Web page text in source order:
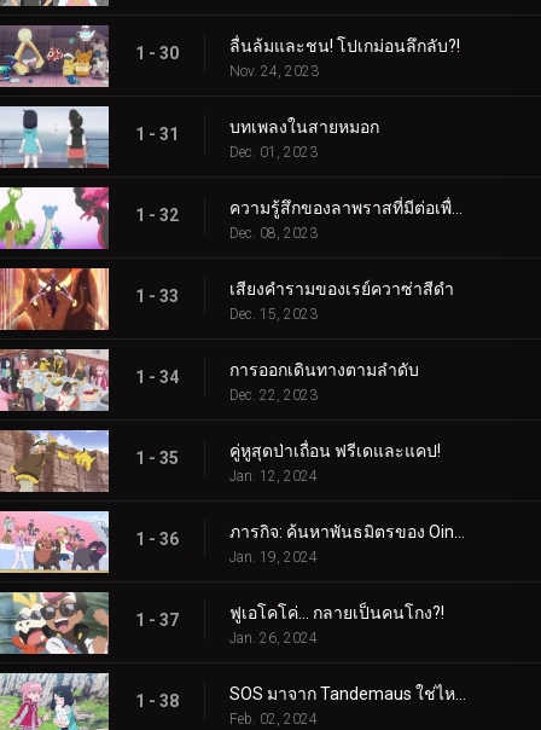
1 - 30 ลื่นล้มและชน! โปเกม่อนลึกลับ?!
Nov. 24, 2023
1 - 31 บทเพลงในสายหมอก
Dec. 01, 2023
1 - 32
Dec. 08, 2023
1 - 33 เสียงคำรามของเรย์ควาซ่าสีดำ
Dec. 15, 2023
1 - 34 การออกเดินทางตามลำดับ
Dec. 22, 2023
1 - 35 คู่หูสุดป่าเถื่อน ฟรีเดและแคป!
Jan. 12, 2024
1 - 36
Jan. 19, 2024
1 - 37 ฟูเอโคโค่... กลายเป็นคนโกง?!
Jan. 26, 2024
1 - 38
Feb. 02, 2024